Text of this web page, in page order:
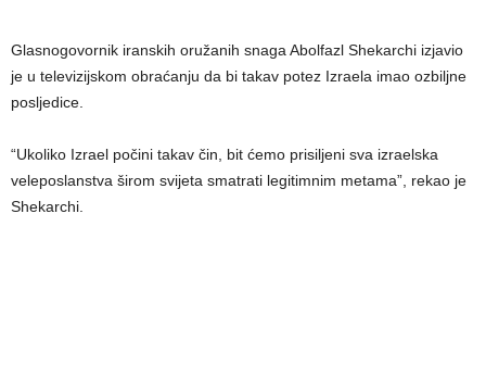
Glasnogovornik iranskih oružanih snaga Abolfazl Shekarchi izjavio
je u televizijskom obraćanju da bi takav potez Izraela imao ozbiljne
posljedice.
“Ukoliko Izrael počini takav čin, bit ćemo prisiljeni sva izraelska
veleposlanstva širom svijeta smatrati legitimnim metama”, rekao je
Shekarchi.